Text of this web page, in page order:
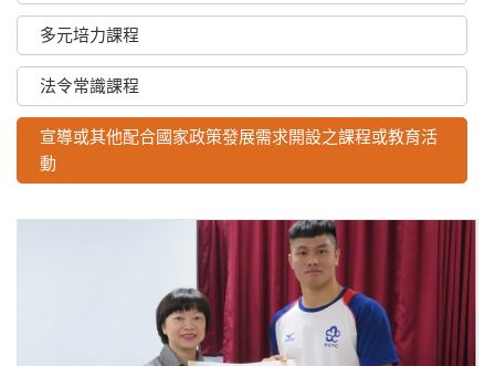
多元培力課程
法令常識課程
宣導或其他配合國家政策發展需求開設之課程或教育活
動